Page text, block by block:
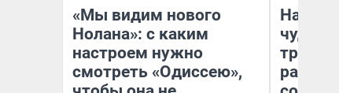
«Мы видим нового
Нолана»: с каким
настроем нужно
смотреть «Одиссею»,
чудом